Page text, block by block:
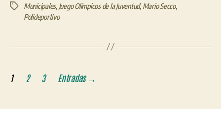
EtiquetasMunicipales, Juego Olímpicos de la Juventud, Mario Secco,
Polideportivo
Paginación
de
1 2 3 Entradas→